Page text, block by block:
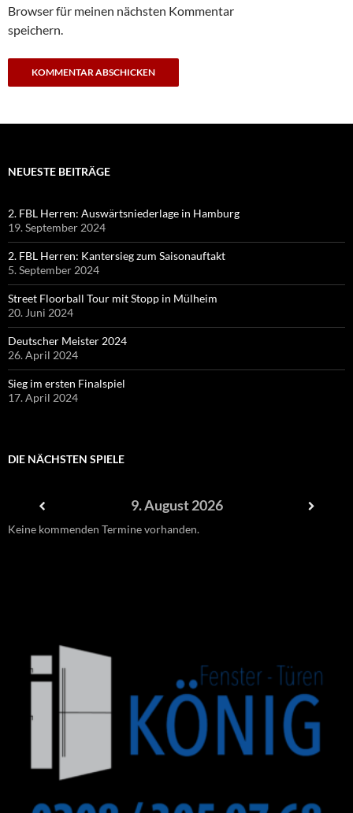
Browser für meinen nächsten Kommentar
speichern.
NEUESTE BEITRÄGE
2. FBL Herren: Auswärtsniederlage in Hamburg
19. September 2024
2. FBL Herren: Kantersieg zum Saisonauftakt
5. September 2024
Street Floorball Tour mit Stopp in Mülheim
20. Juni 2024
Deutscher Meister 2024
26. April 2024
Sieg im ersten Finalspiel
17. April 2024
DIE NÄCHSTEN SPIELE
9. August 2026
Keine kommenden Termine vorhanden.